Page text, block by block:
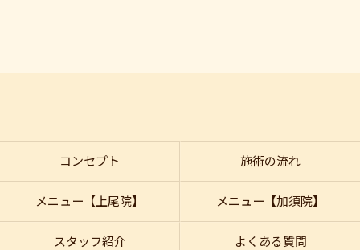
コンセプト 施術の流れ
メニュー【上尾院】 メニュー【加須院】
スタッフ紹介 よくある質問